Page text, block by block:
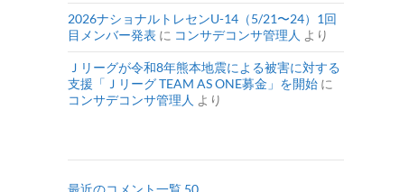
2026ナショナルトレセンU-14（5/21〜24）1回
目メンバー発表 に コンサデコンサ管理人 より
Ｊリーグが令和8年熊本地震による被害に対する
支援「Ｊリーグ TEAM AS ONE募金」を開始 に
コンサデコンサ管理人 より